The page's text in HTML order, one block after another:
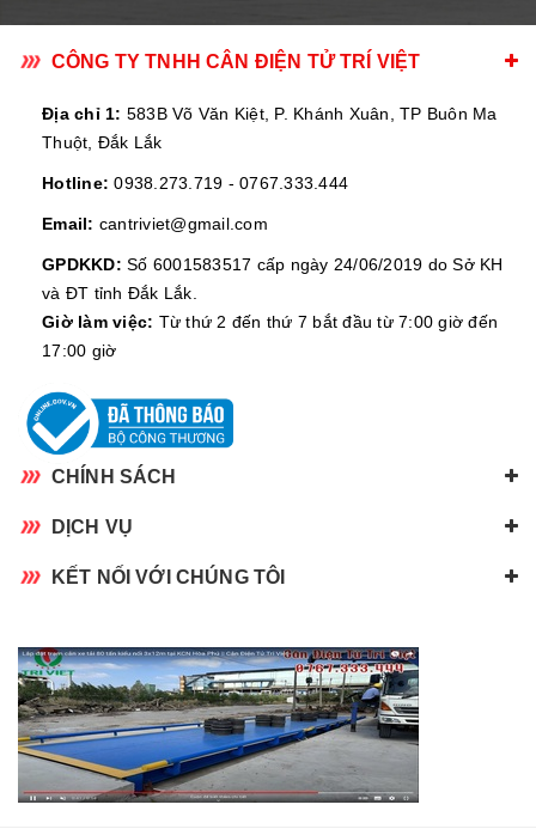
CÔNG TY TNHH CÂN ĐIỆN TỬ TRÍ VIỆT
Địa chỉ 1: 583B Võ Văn Kiệt, P. Khánh Xuân, TP Buôn Ma
Thuột, Đắk Lắk
Hotline: 0938.273.719 - 0767.333.444
Email: cantriviet@gmail.com
GPDKKD: Số 6001583517 cấp ngày 24/06/2019 do Sở KH
và ĐT tỉnh Đắk Lắk.
Giờ làm việc: Từ thứ 2 đến thứ 7 bắt đầu từ 7:00 giờ đến
17:00 giờ
CHÍNH SÁCH
DỊCH VỤ
KẾT NỐI VỚI CHÚNG TÔI